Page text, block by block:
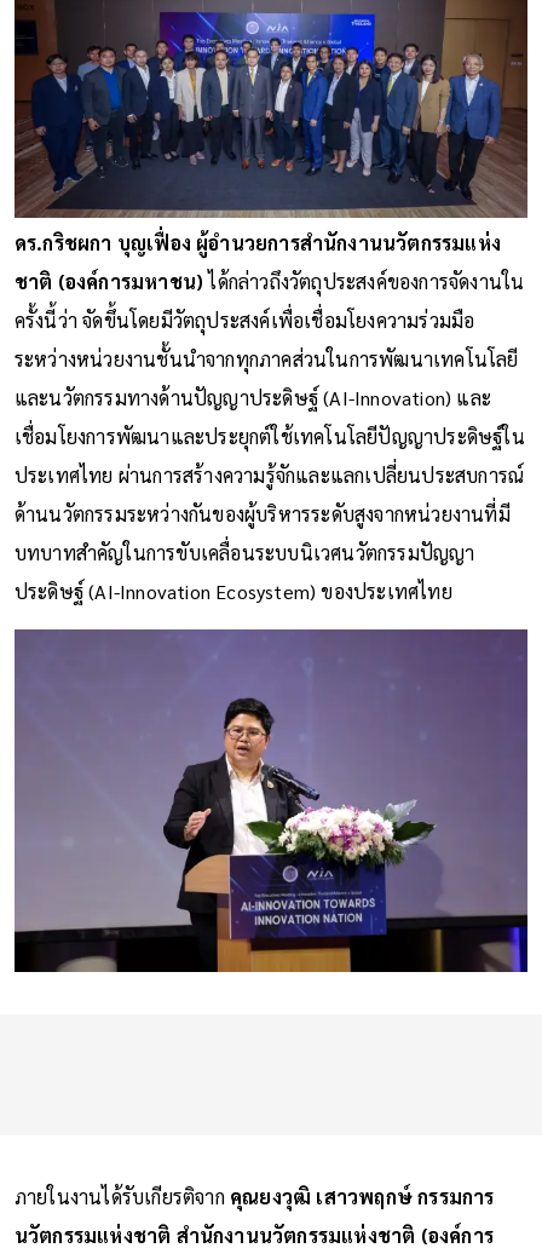
ดร.กริชผกา บุญเฟื่อง ผู้อำนวยการสำนักงานนวัตกรรมแห่ง
ชาติ (องค์การมหาชน)ได้กล่าวถึงวัตถุประสงค์ของการจัดงานใน
ครั้งนี้ว่า จัดขึ้นโดยมีวัตถุประสงค์เพื่อเชื่อมโยงความร่วมมือ
ระหว่างหน่วยงานชั้นนำจากทุกภาคส่วนในการพัฒนาเทคโนโลยี
และนวัตกรรมทางด้านปัญญาประดิษฐ์ (AI-Innovation) และ
เชื่อมโยงการพัฒนาและประยุกต์ใช้เทคโนโลยีปัญญาประดิษฐ์ใน
ประเทศไทย ผ่านการสร้างความรู้จักและแลกเปลี่ยนประสบการณ์
ด้านนวัตกรรมระหว่างกันของผู้บริหารระดับสูงจากหน่วยงานที่มี
บทบาทสำคัญในการขับเคลื่อนระบบนิเวศนวัตกรรมปัญญา
ประดิษฐ์ (AI-Innovation Ecosystem) ของประเทศไทย
ภายในงานได้รับเกียรติจาก คุณยงวุฒิ เสาวพฤกษ์ กรรมการ
นวัตกรรมแห่งชาติ สำนักงานนวัตกรรมแห่งชาติ (องค์การ